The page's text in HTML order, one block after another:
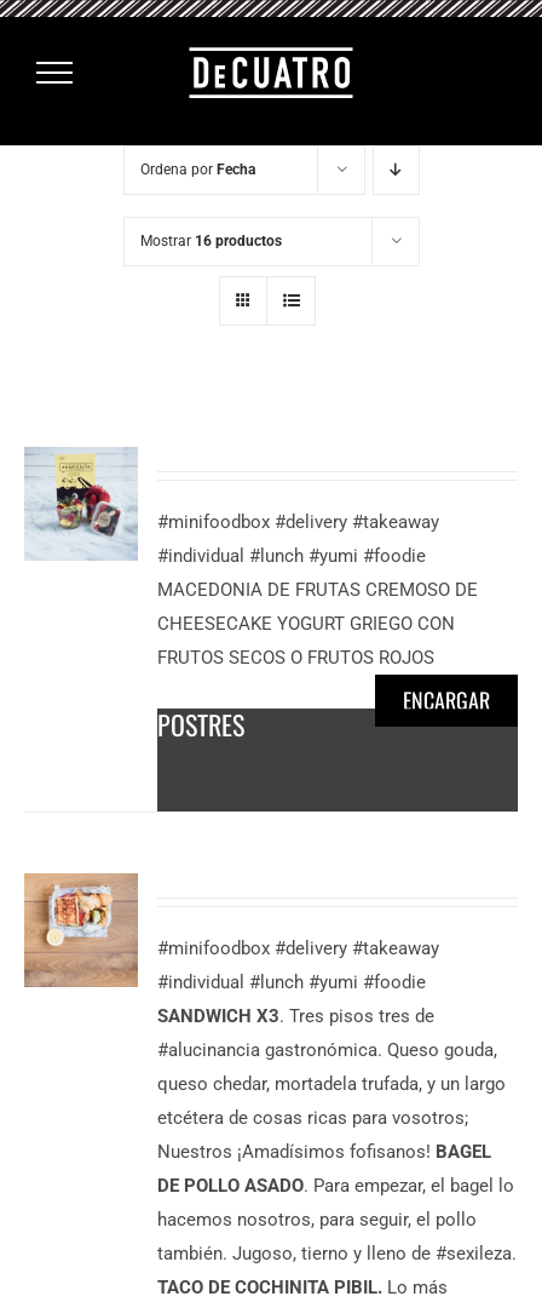
Saltar
contenido
Ordena por Fecha
Mostrar 16 productos
POSTRES
#minifoodbox #delivery #takeaway
#individual #lunch #yumi #foodie
MACEDONIA DE FRUTAS CREMOSO DE
CHEESECAKE YOGURT GRIEGO CON
FRUTOS SECOS O FRUTOS ROJOS
ENCARGAR
#minifoodbox #delivery #takeaway
#individual #lunch #yumi #foodie
SANDWICH X3. Tres pisos tres de
#alucinancia gastronómica. Queso gouda,
queso chedar, mortadela trufada, y un largo
etcétera de cosas ricas para vosotros;
Nuestros ¡Amadísimos fofisanos! BAGEL
DE POLLO ASADO. Para empezar, el bagel lo
hacemos nosotros, para seguir, el pollo
también. Jugoso, tierno y lleno de #sexileza.
TACO DE COCHINITA PIBIL. Lo más